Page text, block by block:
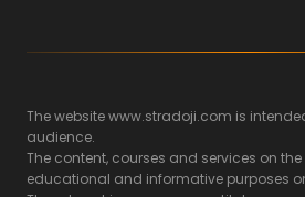
The website www.stradoji.com is
audience.
The content, courses and services on
educational and informative purposes